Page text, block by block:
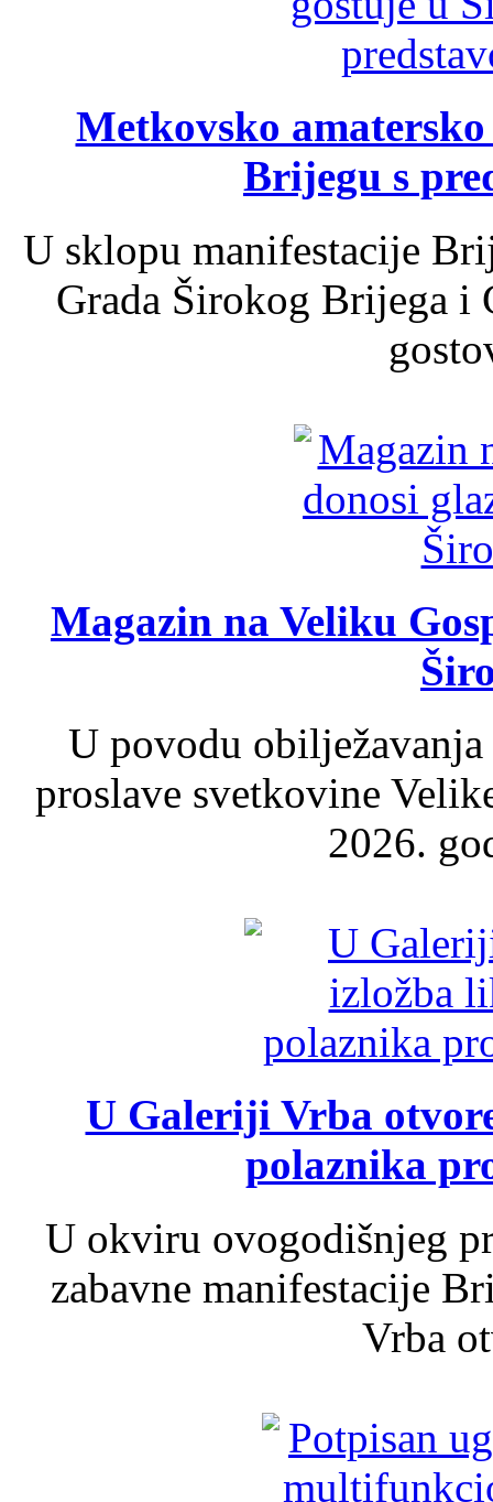
Metkovsko
Brijegu s
U sklopu manifestacije
Grada Širokog Brijega
Magazin na Veliku
U povodu
proslave svetkovine
2026.
U Galeriji Vrba
polaznika
U okviru ovogodišnjeg
zabavne manifestacije
Vrba